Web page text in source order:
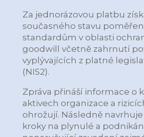
Za jednorázovou platbu
současného stavu
standardům v oblasti
goodwill včetně zahrnutí
vyplývajících z platné
(NIS2).
Zpráva přináší informace o
aktivech organizace a
ohrožují. Následně
kroky na plynulé a